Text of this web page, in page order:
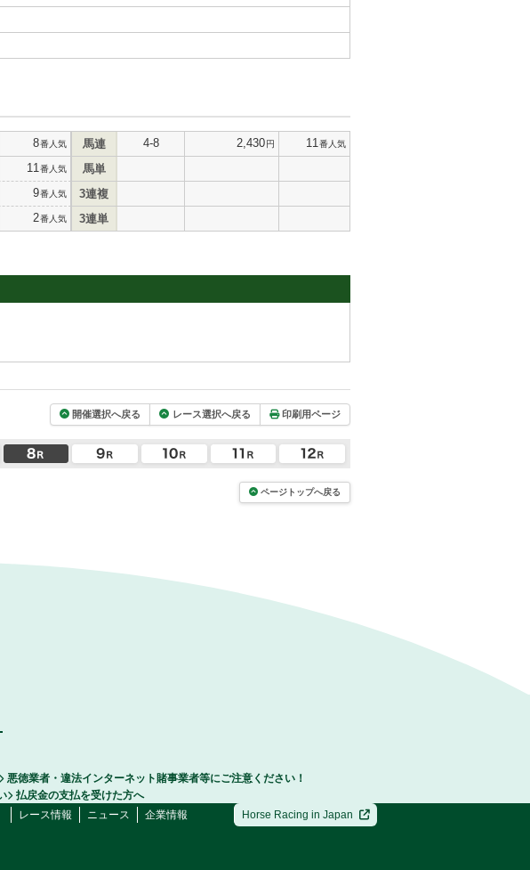
8番人気
11 番人気
9番人気
2番人気
馬連 4-8 2,430円 11 番人気
馬単
3連複
3連単
開催選択へ戻る レース選択へ戻る 印刷用ページ
ページトップへ戻る
悪徳業者・違法インターネット賭事業者等にご注意ください！
払戻金の支払を受けた方へ
レース情報 ニュース 企業情報 Horse Racing in Japan